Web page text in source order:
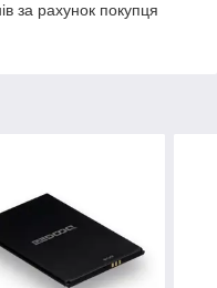
за рахунок покупця